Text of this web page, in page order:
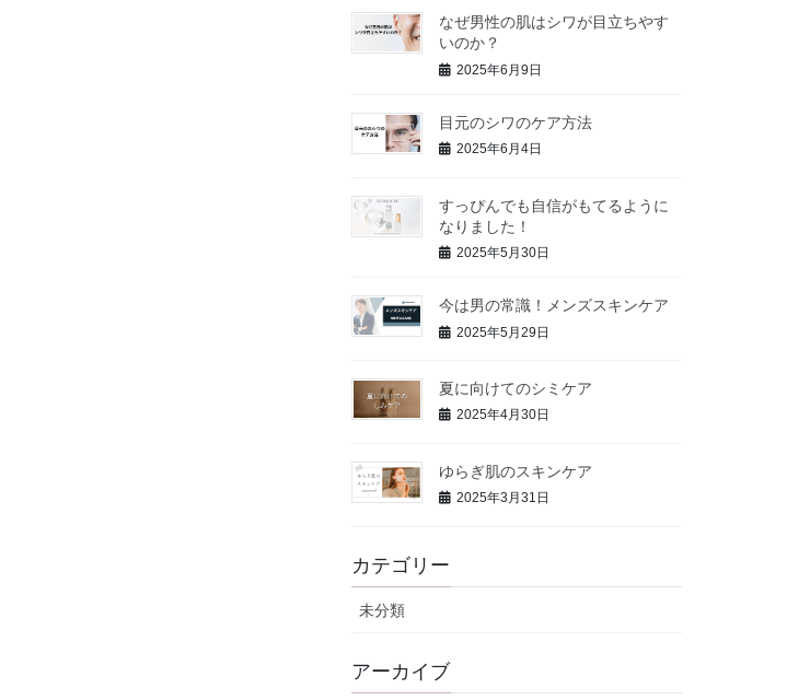
なぜ男性の肌はシワが目立ちやす
いのか？
2025年6月9日
目元のシワのケア方法
2025年6月4日
すっぴんでも自信がもてるように
なりました！
2025年5月30日
今は男の常識！メンズスキンケア
2025年5月29日
夏に向けてのシミケア
2025年4月30日
ゆらぎ肌のスキンケア
2025年3月31日
カテゴリー
未分類
アーカイブ